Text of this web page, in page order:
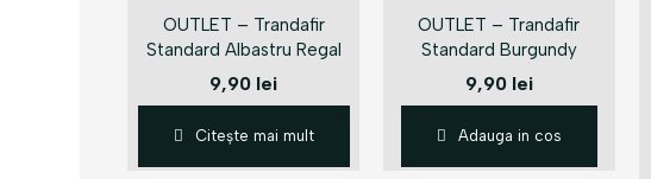
OUTLET – Trandafir
Standard Albastru Regal
9,90 lei
Citește mai mult
OUTLET – Trandafir
Standard Burgundy
9,90 lei
Adauga in cos